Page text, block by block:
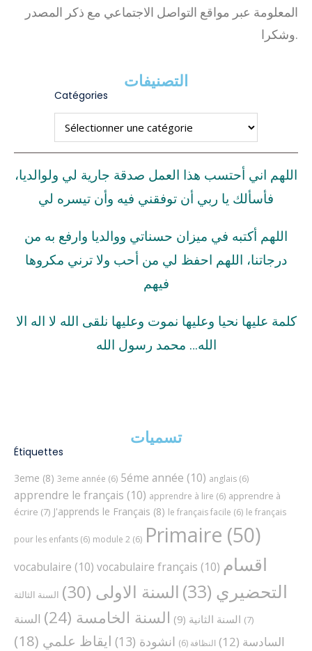
المعلومة عبر مواقع التواصل الاجتماعي مع ذكر المصدر
وشكرا.
التصنيفات
Catégories
اللهم اني أحتسب هذا العمل صدقة جارية لي ولوالديا،
فأسألك يا ربي أن توفقني فيه وأن تيسره لي
اللهم أكتبه في ميزان حسناتي ووالديا وارفع به من
درجاتنا، اللهم احفظ لي من أحب ولا ترني مكروها
فيهم
كلمة عليها نحيا وعليها نموت وعليها نلقى الله لا اله الا
الله… محمد رسول الله
تسميات
Étiquettes
3eme (8) 3eme année (6) 5éme année (10) anglais (6)
apprendre le français (10) apprendre à lire (6) apprendre à
écrire (7) J'apprends le Français (8) le français facile (6) le français
pour les enfants (6) module 2 (6) Primaire (50)
vocabulaire (10) vocabulaire français (10) اقسام
التحضيري (33) السنة الاولى (30)
السنة الثالثة
(7)
السنة الثانية (9) السنة الخامسة (24)
السنة
السادسة (12) النظافة (6) انشودة (13) ايقاظ علمي (18)